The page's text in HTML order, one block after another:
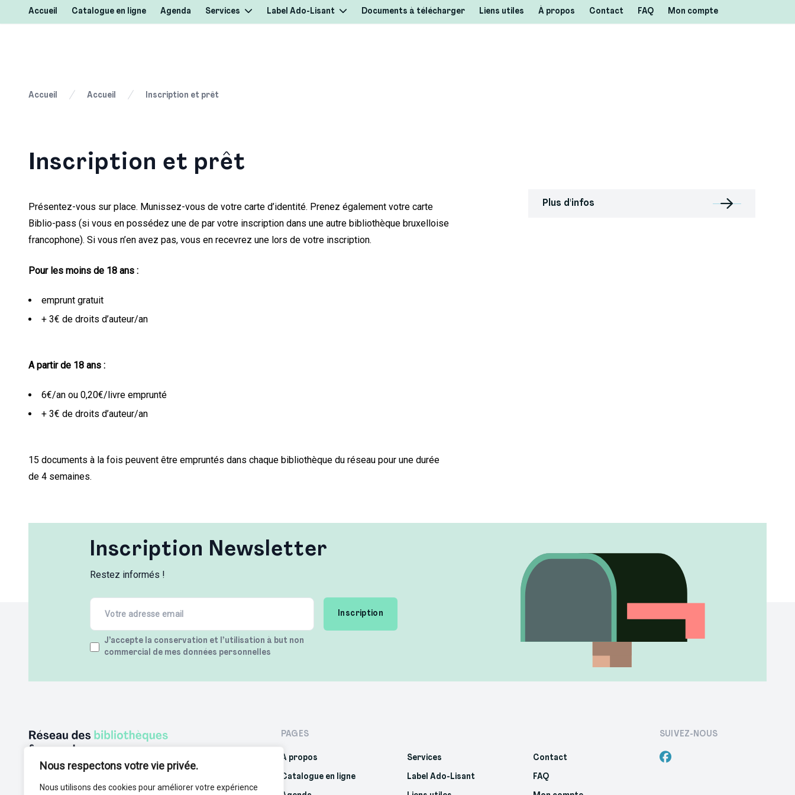
Nous respectons votre vie privée.
Nous utilisons des cookies pour améliorer votre expérience
Accueil Catalogue en ligne Agenda Services Label Ado-Lisant Documents à télécharger Liens utiles À propos Contact FAQ Mon compte
Accueil Accueil Inscription et prêt
Inscription et prêt
Présentez-vous sur place. Munissez-vous de votre carte d’identité. Prenez également votre carte
Biblio-pass (si vous en possédez une de par votre inscription dans une autre bibliothèque bruxelloise
francophone). Si vous n’en avez pas, vous en recevrez une lors de votre inscription.
Pour les moins de 18 ans :
emprunt gratuit
+ 3€ de droits d’auteur/an
A partir de 18 ans :
6€/an ou 0,20€/livre emprunté
+ 3€ de droits d’auteur/an
15 documents à la fois peuvent être empruntés dans chaque bibliothèque du réseau pour une durée
de 4 semaines.
Plus d'infos
Inscription Newsletter
Restez informés !
Email
(Required)
Terms
(Required)
J’accepte la conservation et l’utilisation à but non
commercial de mes données personnelles
PAGES
À propos
Catalogue en ligne
Services
Label Ado-Lisant
Contact
FAQ
SUIVEZ-NOUS